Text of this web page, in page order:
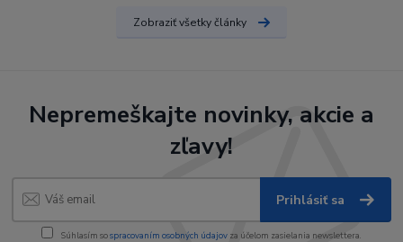
Zobraziť všetky články
Nepremeškajte novinky, akcie a
zľavy!
Prihlásiť sa
Súhlasím sospracovaním osobných údajov za účelom zasielania newslettera.